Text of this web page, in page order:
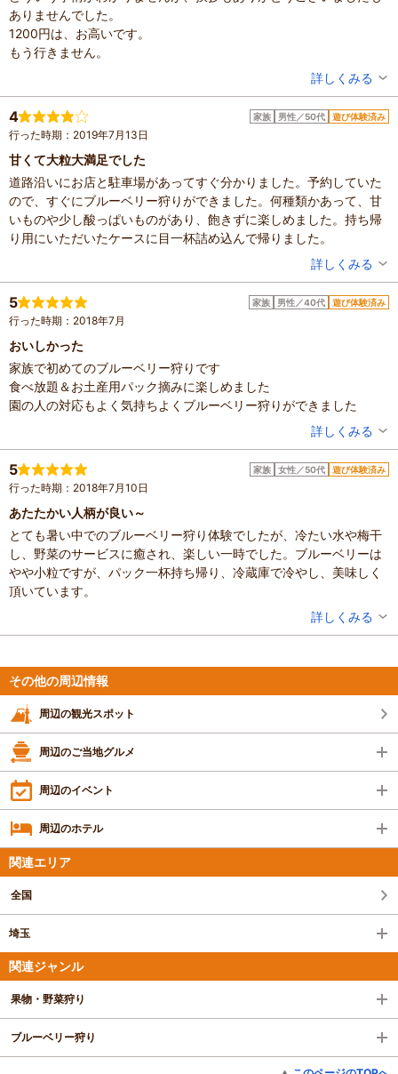
ありませんでした。
1200円は、お高いです。
もう行きません。
滞在時間：1時間未満
投稿日：2019年7月22日
詳しくみる
4 家族 男性／50代 遊び体験済み
行った時期：2019年7月13日
甘くて大粒大満足でした
道路沿いにお店と駐車場があってすぐ分かりました。予約していた
ので、すぐにブルーベリー狩りができました。何種類かあって、甘
いものや少し酸っぱいものがあり、飽きずに楽しめました。持ち帰
り用にいただいたケースに目一杯詰め込んで帰りました。
滞在時間：1時間未満
人数：3人～5人
家族の内訳：お子様、配偶者
子供の年齢：13歳以上
投稿日：2019年7月15日
詳しくみる
5 家族 男性／40代 遊び体験済み
行った時期：2018年7月
おいしかった
家族で初めてのブルーベリー狩りです
食べ放題＆お土産用パック摘みに楽しめました
園の人の対応もよく気持ちよくブルーベリー狩りができました
滞在時間：1時間未満
人数：3人～5人
家族の内訳：お子様、配偶者
子供の年齢：7～12歳
詳しくみる
5 家族 女性／50代 遊び体験済み
行った時期：2018年7月10日
あたたかい人柄が良い～
とても暑い中でのブルーベリー狩り体験でしたが、冷たい水や梅干
し、野菜のサービスに癒され、楽しい一時でした。ブルーベリーは
やや小粒ですが、パック一杯持ち帰り、冷蔵庫で冷やし、美味しく
頂いています。
家族の内訳：親・祖父母、配偶者
設備の有無：駐車場、休憩所
投稿日：2018年7月11日
詳しくみる
その他の周辺情報
周辺の観光スポット
周辺のご当地グルメ
周辺のイベント
周辺のホテル
関連エリア
全国
埼玉
関連ジャンル
果物・野菜狩り
ブルーベリー狩り